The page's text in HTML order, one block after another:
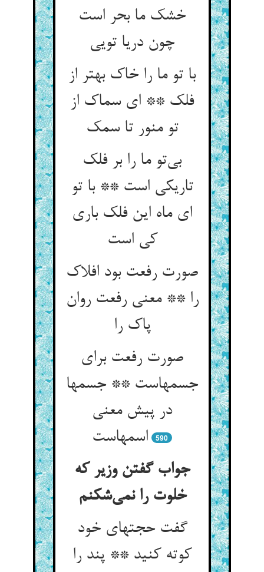
خشک ما بحر است
با تو ما را خاک بهتر از
فلک ** ای سماک از
تو منور تا سمک‌‌
بی‌‌تو ما را بر فلک
تاریکی است ** با تو
ای ماه این فلک باری
کی است‌‌
صورت رفعت بود افلاک
را ** معنی رفعت روان
پاک را
صورت رفعت برای
جسمهاست ** جسمها
در پیش معنی
590
جواب گفتن وزیر که
خلوت را نمی‌‌شکنم
گفت حجتهای خود
کوته کنید ** پند را